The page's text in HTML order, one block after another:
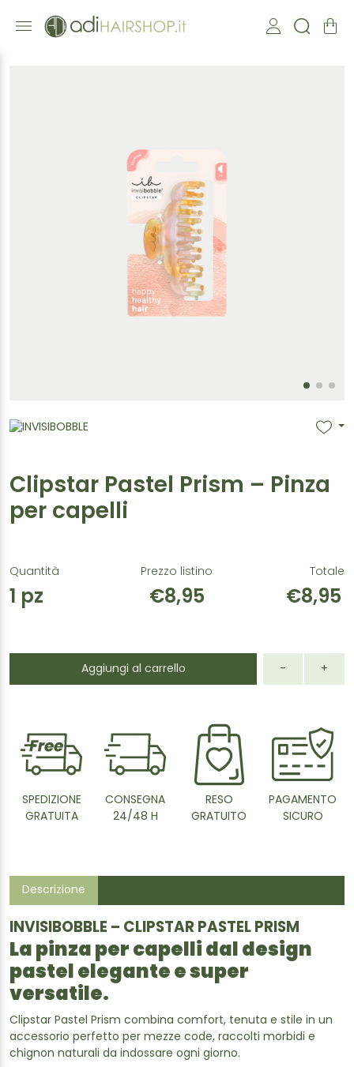
Clipstar Pastel Prism – Pinza
per capelli
Quantità
1 pz
Prezzo listino
€8,95
Totale
€8,95
Aggiungi al carrello - +
SPEDIZIONE
GRATUITA
CONSEGNA
24/48 H
RESO
GRATUITO
PAGAMENTO
SICURO
Descrizione
INVISIBOBBLE – CLIPSTAR PASTEL PRISM
La pinza per capelli dal design
pastel elegante e super
versatile.
Clipstar Pastel Prism combina comfort, tenuta e stile in un
accessorio perfetto per mezze code, raccolti morbidi e
chignon naturali da indossare ogni giorno.